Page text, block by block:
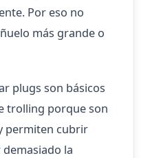
Por eso no
más grande o
plugs son básicos
trolling porque son
permiten cubrir
la